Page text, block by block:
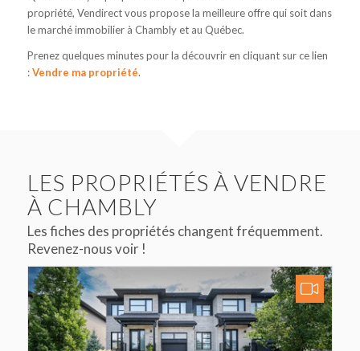
propriété, Vendirect vous propose la meilleure offre qui soit dans
le marché immobilier à Chambly et au Québec.
Prenez quelques minutes pour la découvrir en cliquant sur ce lien
:Vendre ma propriété.
LES PROPRIÉTÉS À VENDRE
À CHAMBLY
Les fiches des propriétés changent fréquemment.
Revenez-nous voir !